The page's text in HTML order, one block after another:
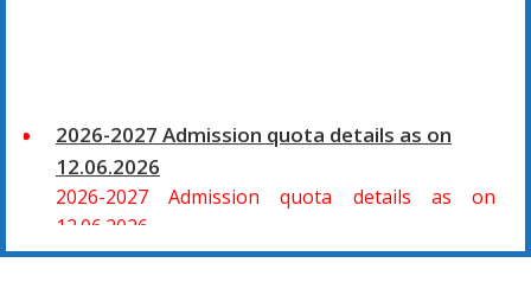
2026-2027 Admission quota details as on
12.06.2026
2026-2027 Admission quota details as on
12.06.2026